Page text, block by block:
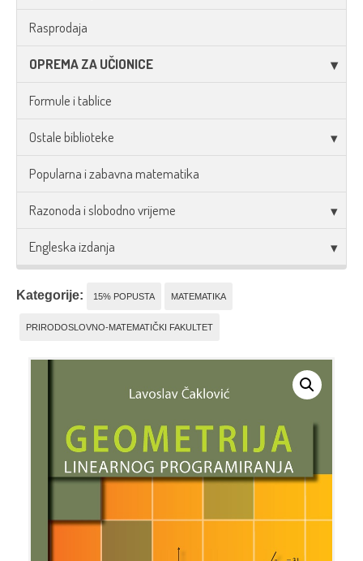
Rasprodaja
OPREMA ZA UČIONICE
Formule i tablice
Ostale biblioteke
Popularna i zabavna matematika
Razonoda i slobodno vrijeme
Engleska izdanja
Kategorije: 15% POPUSTA MATEMATIKA
PRIRODOSLOVNO-MATEMATIČKI FAKULTET